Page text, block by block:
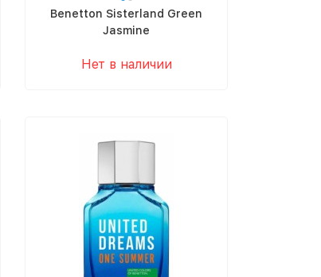
Benetton Sisterland Green
Jasmine
Нет в наличии